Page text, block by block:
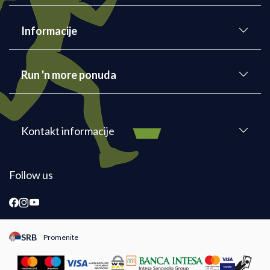
Informacije
Run 'n more ponuda
Kontakt informacije
Follow us
SRB Promenite
Promeni instancu sajta, posetite sajtove za druge zemlje